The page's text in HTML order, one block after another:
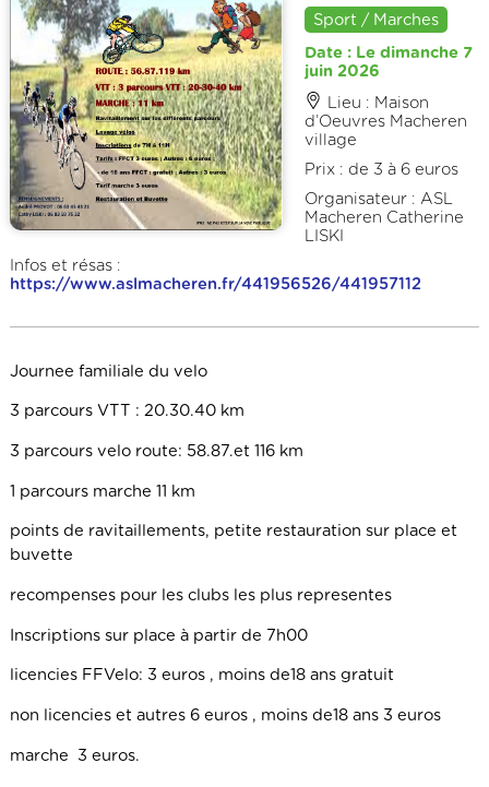
Sport / Marches
Date : Le dimanche 7
juin 2026
Lieu : Maison
d’Oeuvres Macheren
village
Prix : de 3 à 6 euros
Organisateur : ASL
Macheren Catherine
LISKI
Infos et résas :
https://www.aslmacheren.fr/441956526/441957112
Journee familiale du velo
3 parcours VTT : 20.30.40 km
3 parcours velo route: 58.87.et 116 km
1 parcours marche 11 km
points de ravitaillements, petite restauration sur place et
buvette
recompenses pour les clubs les plus representes
Inscriptions sur place à partir de 7h00
licencies FFVelo: 3 euros , moins de18 ans gratuit
non licencies et autres 6 euros , moins de18 ans 3 euros
marche 3 euros.